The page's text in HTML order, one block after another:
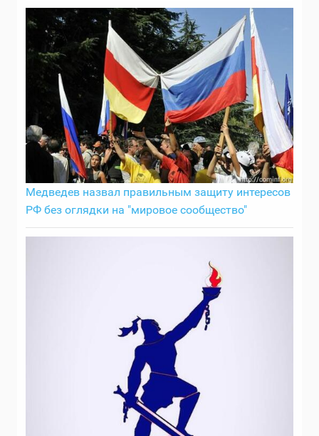
Медведев назвал правильным защиту интересов
РФ без оглядки на "мировое сообщество"